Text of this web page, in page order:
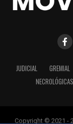
JUDICIAL GREMIAL
NECROLÓGICAS
Copyright © 2021 -